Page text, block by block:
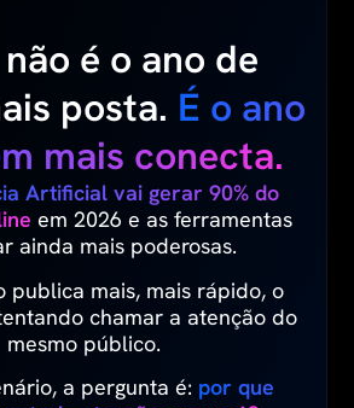
é o ano de
posta. É o ano
mais conecta.
Artificial vai gerar 90% do
em 2026 e as ferramentas
ainda mais poderosas.
publica mais, mais rápido, o
chamar a atenção do
mesmo público.
a pergunta é: por que